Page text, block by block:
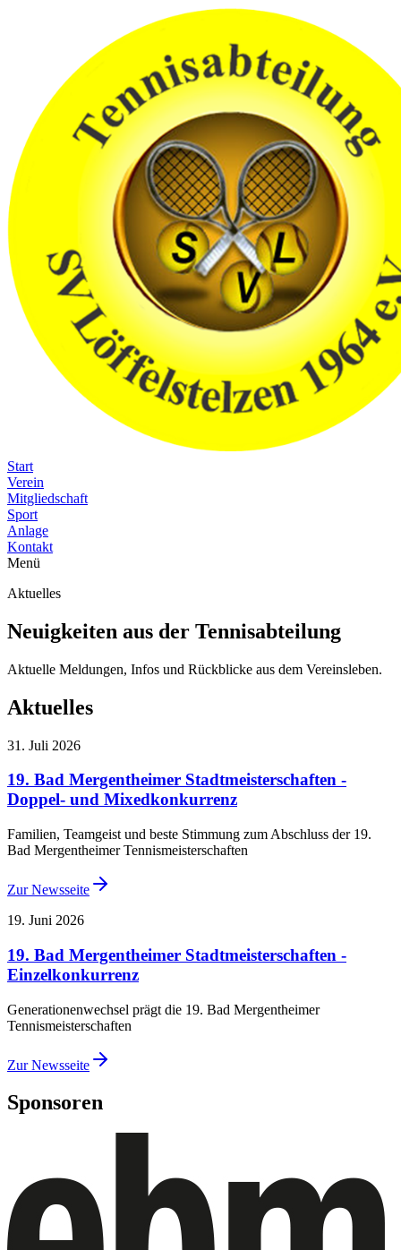
Start
Verein
Mitgliedschaft
Sport
Anlage
Kontakt
Menü
Aktuelles
Neuigkeiten aus der Tennisabteilung
Aktuelle Meldungen, Infos und Rückblicke aus dem Vereinsleben.
Aktuelles
31. Juli 2026
19. Bad Mergentheimer Stadtmeisterschaften -
Doppel- und Mixedkonkurrenz
Familien, Teamgeist und beste Stimmung zum Abschluss der 19.
Bad Mergentheimer Tennismeisterschaften
Zur Newsseite
19. Juni 2026
19. Bad Mergentheimer Stadtmeisterschaften -
Einzelkonkurrenz
Generationenwechsel prägt die 19. Bad Mergentheimer
Tennismeisterschaften
Zur Newsseite
Sponsoren